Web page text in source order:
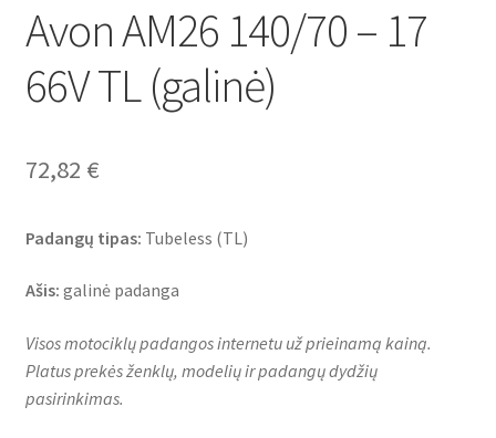
Avon AM26 140/70 – 17
66V TL (galinė)
72,82 €
Padangų tipas: Tubeless (TL)
Ašis: galinė padanga
Visos motociklų padangos internetu už prieinamą kainą.
Platus prekės ženklų, modelių ir padangų dydžių
pasirinkimas.